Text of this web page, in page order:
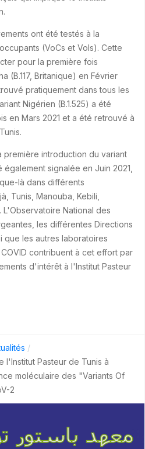
ont été testés à la
(VoCs et VoIs). Cette
pour la première fois
(B.117, Britanique) en Février
pratiquement dans tous les
Nigérien (B.1.525) a été
en Mars 2021 et a été retrouvé à
première introduction du variant
également signalée en Juin 2021,
là dans différents
Tunis, Manouba, Kebili,
L'Observatoire National des
les différentes Directions
que les autres laboratoires
contribuent à cet effort par
d'intérêt à l'Institut Pasteur
l'Institut Pasteur de Tunis à
moléculaire des "Variants Of
2